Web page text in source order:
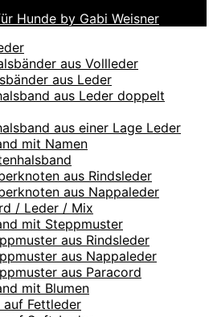
Hunde by Gabi Weisner
aus Vollleder
aus Leder
aus Leder doppelt
aus einer Lage Leder
mit Namen
aus Rindsleder
aus Nappaleder
/ Leder / Mix
mit Steppmuster
aus Rindsleder
aus Nappaleder
aus Paracord
mit Blumen
auf Fettleder